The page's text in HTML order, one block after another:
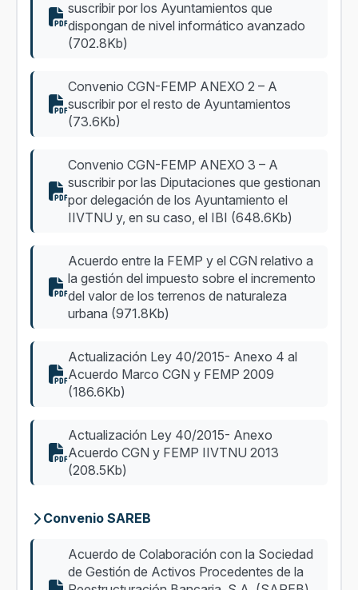
suscribir por los Ayuntamientos que
dispongan de nivel informático avanzado
(702.8Kb)
Convenio CGN-FEMP ANEXO 2 – A
suscribir por el resto de Ayuntamientos
(73.6Kb)
Convenio CGN-FEMP ANEXO 3 – A
suscribir por las Diputaciones que gestionan
por delegación de los Ayuntamiento el
IIVTNU y, en su caso, el IBI (648.6Kb)
Acuerdo entre la FEMP y el CGN relativo a
la gestión del impuesto sobre el incremento
del valor de los terrenos de naturaleza
urbana (971.8Kb)
Actualización Ley 40/2015- Anexo 4 al
Acuerdo Marco CGN y FEMP 2009
(186.6Kb)
Actualización Ley 40/2015- Anexo
Acuerdo CGN y FEMP IIVTNU 2013
(208.5Kb)
Convenio SAREB
Acuerdo de Colaboración con la Sociedad
de Gestión de Activos Procedentes de la